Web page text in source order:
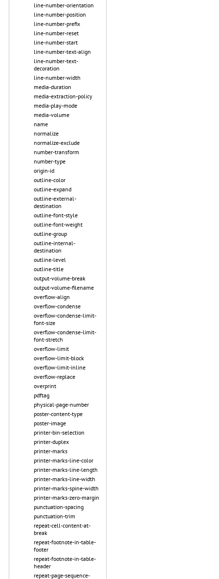
line-number-orientation
line-number-position
line-number-prefix
line-number-reset
line-number-start
line-number-text-align
line-number-text-
decoration
line-number-width
media-duration
media-extraction-policy
media-play-mode
media-volume
name
normalize
normalize-exclude
number-transform
number-type
origin-id
outline-color
outline-expand
outline-external-
destination
outline-font-style
outline-font-weight
outline-group
outline-internal-
destination
outline-level
outline-title
output-volume-break
output-volume-filename
overflow-align
overflow-condense
overflow-condense-limit-
font-size
overflow-condense-limit-
font-stretch
overflow-limit
overflow-limit-block
overflow-limit-inline
overflow-replace
overprint
pdftag
physical-page-number
poster-content-type
poster-image
printer-bin-selection
printer-duplex
printer-marks
printer-marks-line-color
printer-marks-line-length
printer-marks-line-width
printer-marks-spine-width
printer-marks-zero-margin
punctuation-spacing
punctuation-trim
repeat-cell-content-at-
break
repeat-footnote-in-table-
footer
repeat-footnote-in-table-
header
repeat-page-sequence-